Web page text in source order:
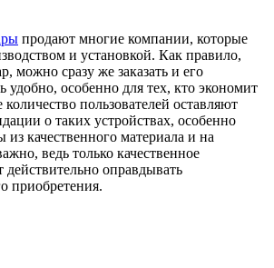
продают многие компании, которые
и установкой. Как правило,
можно сразу же заказать и его
удобно, особенно для тех, кто экономит
пользователей оставляют
о таких устройствах, особенно
качественного материала и на
ведь только качественное
оправдывать
приобретения.